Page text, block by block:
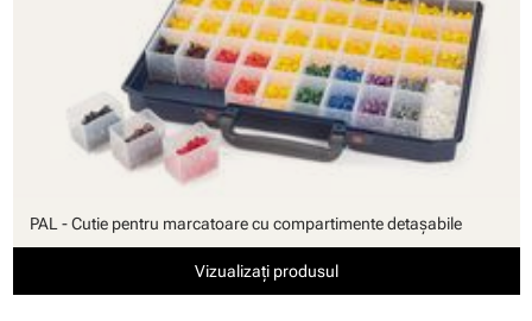
PAL - Cutie pentru marcatoare cu compartimente detaşabile
Vizualizați produsul